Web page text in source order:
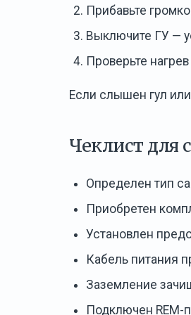
Прибавьте
Выключите ГУ —
Проверьте
Если слышен гул
Чеклист для
Определен тип
Приобретен
Установлен
Кабель питания
Заземление
Подключен REM-